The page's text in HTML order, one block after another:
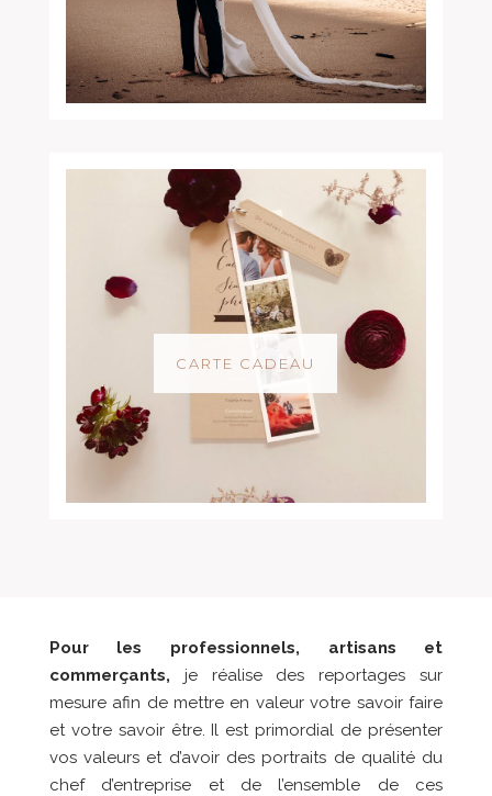
CARTE CADEAU
Pour les professionnels, artisans et
commerçants, je réalise des reportages sur
mesure afin de mettre en valeur votre savoir faire
et votre savoir être. Il est primordial de présenter
vos valeurs et d’avoir des portraits de qualité du
chef d’entreprise et de l’ensemble de ces